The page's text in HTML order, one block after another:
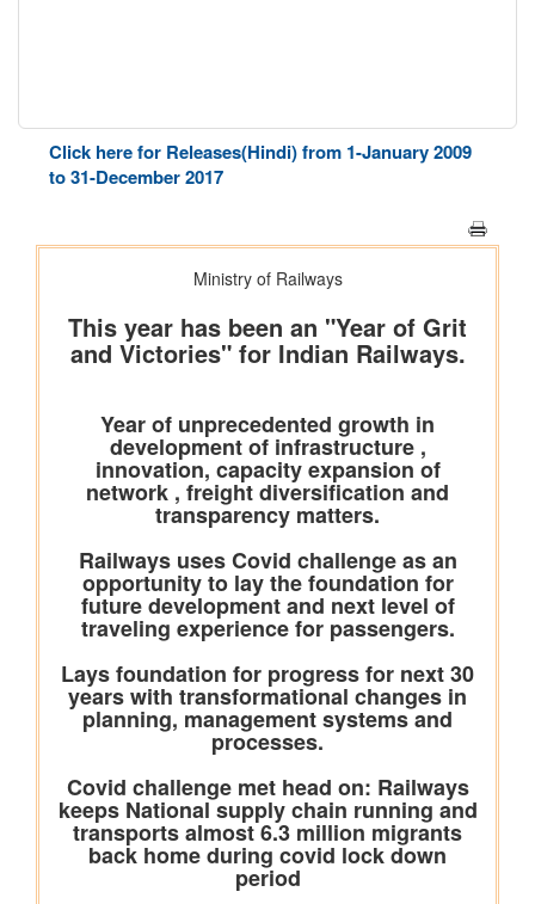
Click here for Releases(Hindi) from 1-January 2009
to 31-December 2017